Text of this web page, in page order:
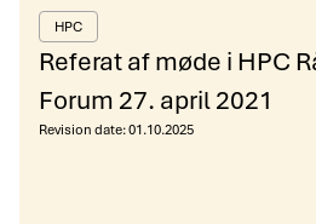
HPC
Referat af møde i HPC
Forum 27. april 2021
Revision date:01.10.2025